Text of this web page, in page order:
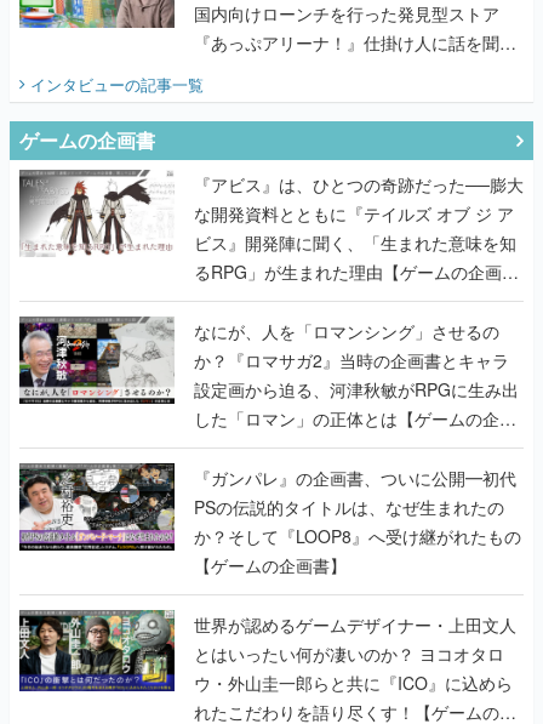
『アビス』は、ひとつの奇跡だった──膨大
な開発資料とともに『テイルズ オブ ジ ア
るRPG」が生まれた理由【ゲームの企画
書】
なにが、人を「ロマンシング」させるの
か？『ロマサガ2』当時の企画書とキャラ
設定画から迫る、河津秋敏がRPGに生み出
した「ロマン」の正体とは【ゲームの企画
書】
『ガンパレ』の企画書、ついに公開━初代
PSの伝説的タイトルは、なぜ生まれたの
か？そして『LOOP8』へ受け継がれたもの
【ゲームの企画書】
世界が認めるゲームデザイナー・上田文人
とはいったい何が凄いのか？ ヨコオタロ
ウ・外山圭一郎らと共に『ICO』に込めら
れたこだわりを語り尽くす！【ゲームの企
画書】
【ゲームの企画書】『ペルソナ3』を築き
上げたのは反骨心とリスペクトだった。赤